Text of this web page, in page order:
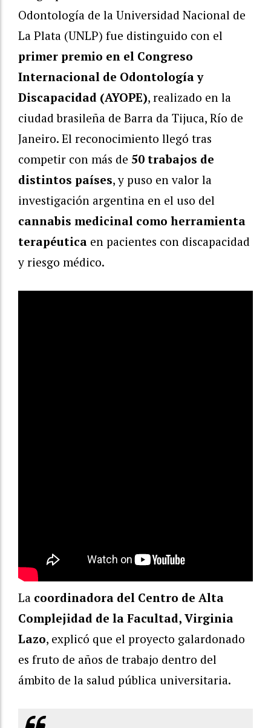
Odontología de la Universidad Nacional de
La Plata (UNLP) fue distinguido con el
primer premio en el Congreso
Internacional de Odontología y
Discapacidad (AYOPE), realizado en la
ciudad brasileña de Barra da Tijuca, Río de
Janeiro. El reconocimiento llegó tras
competir con más de 50 trabajos de
distintos países, y puso en valor la
investigación argentina en el uso del
cannabis medicinal como herramienta
terapéutica en pacientes con discapacidad
y riesgo médico.
La coordinadora del Centro de Alta
Complejidad de la Facultad, Virginia
Lazo, explicó que el proyecto galardonado
es fruto de años de trabajo dentro del
ámbito de la salud pública universitaria.